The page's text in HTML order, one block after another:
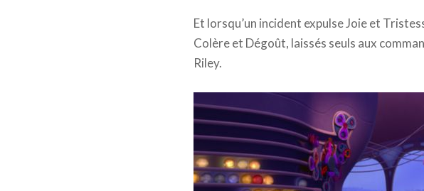
Et lorsqu’un incident expulse Joie et
Colère et Dégoût, laissés seuls aux
Riley.